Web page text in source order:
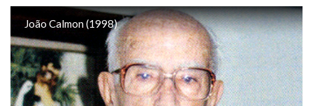
João Calmon (1998)